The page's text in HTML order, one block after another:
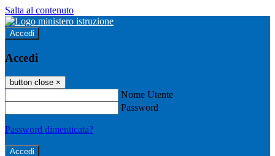
Salta al contenuto
Accedi
Accedi
button close ×
Nome Utente
Password
Password dimenticata?